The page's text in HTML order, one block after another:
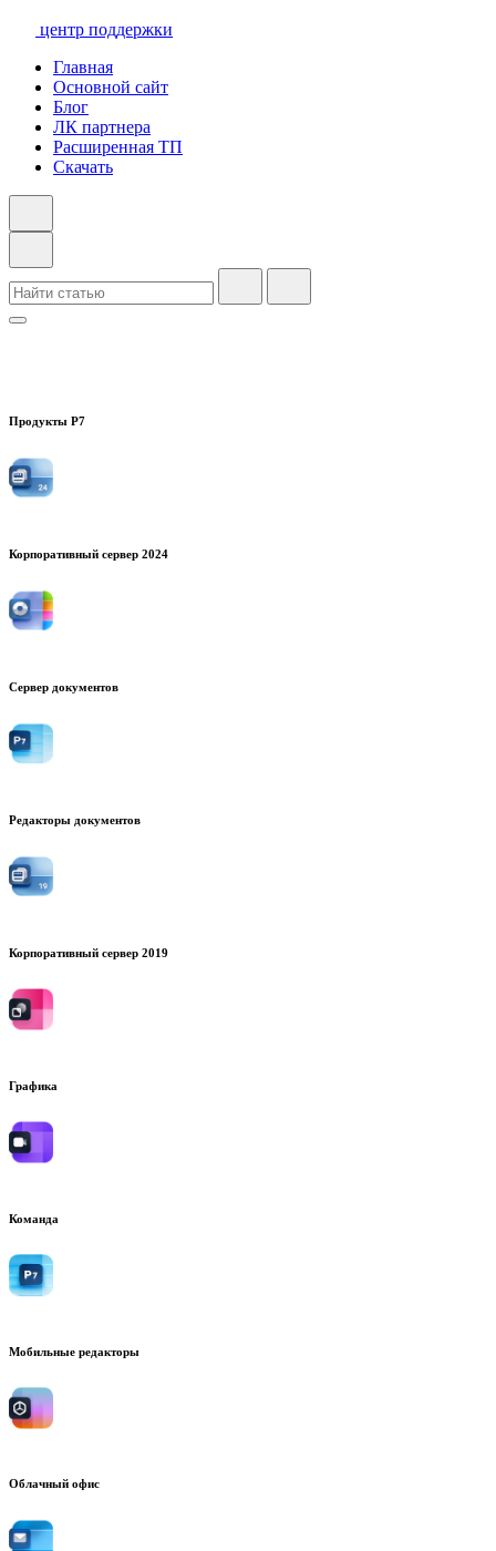
центр поддержки
Главная
Основной сайт
Блог
ЛК партнера
Расширенная ТП
Скачать
Продукты Р7
Корпоративный сервер 2024
Сервер документов
Редакторы документов
Корпоративный сервер 2019
Графика
Команда
Мобильные редакторы
Облачный офис